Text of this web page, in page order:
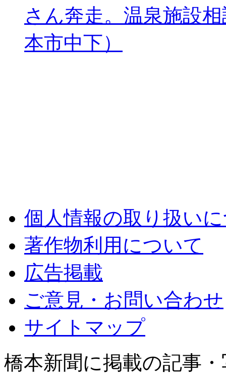
さん奔走。温泉施設
本市中下）
個人情報の取り扱い
著作物利用について
広告掲載
ご意見・お問い合わせ
サイトマップ
橋本新聞に掲載の記事